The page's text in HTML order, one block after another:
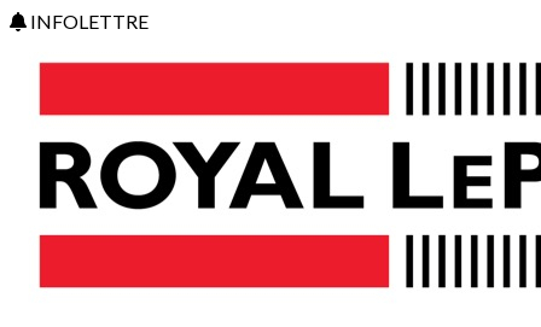
INFOLETTRE